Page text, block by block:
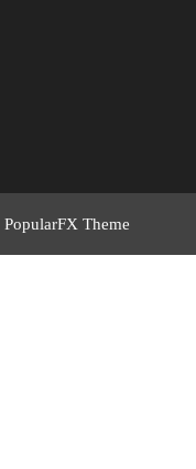
PopularFX Theme